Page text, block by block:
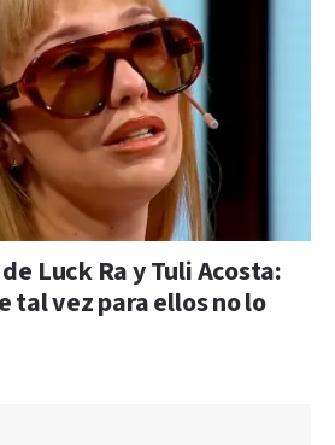
Luck Ra y Tuli Acosta:
tal vez para ellos no lo